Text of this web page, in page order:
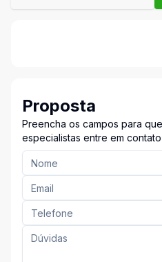
Proposta
Preencha os campos para
especialistas entre em contato